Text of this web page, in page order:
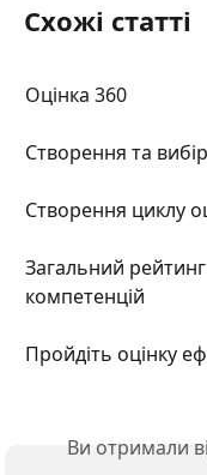
Схожі статті
Оцінка 360
Створення та
Створення циклу
Загальний рейтинг
компетенцій
Пройдіть оцінку
Ви отримали